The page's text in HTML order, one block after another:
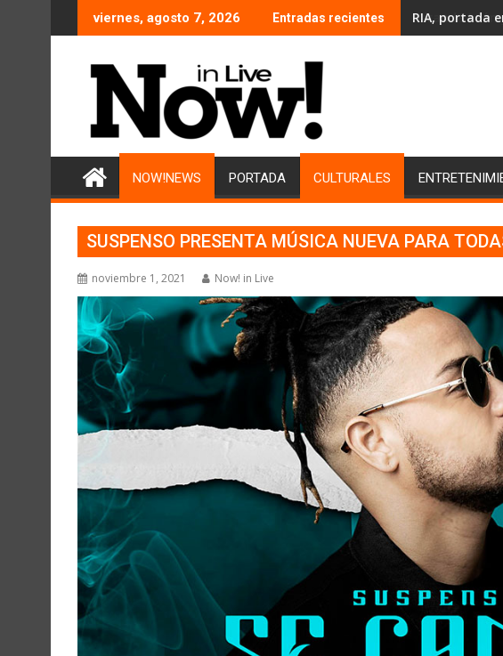
al
viernes, agosto 7, 2026 Entradas recientes RIA, portada
NOW!NEWS PORTADA CULTURALES
SUSPENSO PRESENTA MÚSICA NUEVA PARA
noviembre 1, 2021 Now! in Live